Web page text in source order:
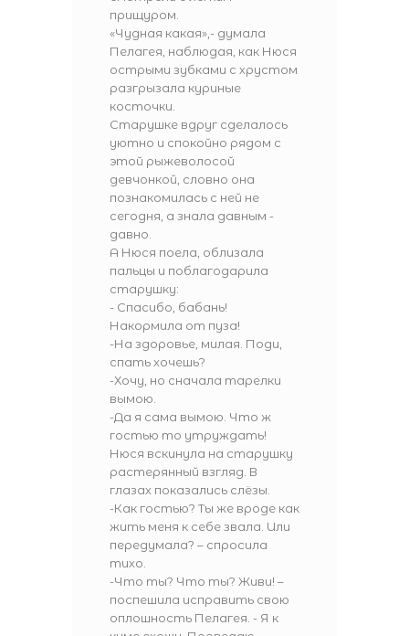
прищуром.
«Чудная какая»,- думала
Пелагея, наблюдая, как Нюся
острыми зубками с хрустом
разгрызала куриные
косточки.
Старушке вдруг сделалось
уютно и спокойно рядом с
этой рыжеволосой
девчонкой, словно она
познакомилась с ней не
сегодня, а знала давным -
давно.
А Нюся поела, облизала
пальцы и поблагодарила
старушку:
- Спасибо, бабань!
Накормила от пуза!
-На здоровье, милая. Поди,
спать хочешь?
-Хочу, но сначала тарелки
вымою.
-Да я сама вымою. Что ж
гостью то утруждать!
Нюся вскинула на старушку
растерянный взгляд. В
глазах показались слёзы.
-Как гостью? Ты же вроде как
жить меня к себе звала. Или
передумала? – спросила
тихо.
-Что ты? Что ты? Живи! –
поспешила исправить свою
оплошность Пелагея. - Я к